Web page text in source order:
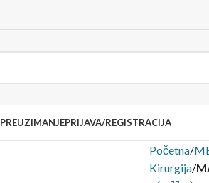
PREUZIMANJEPRIJAVA/REGISTRACIJA
Početna/
Kirurgija/